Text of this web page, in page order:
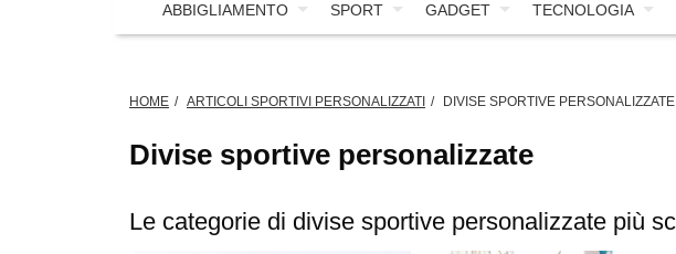
ABBIGLIAMENTO SPORT GADGET TECNOLOGIA
HOME ARTICOLI SPORTIVI PERSONALIZZATI DIVISE SPORTIVE PERSONALIZZATE
Divise sportive personalizzate
Le categorie di divise sportive personalizzate più